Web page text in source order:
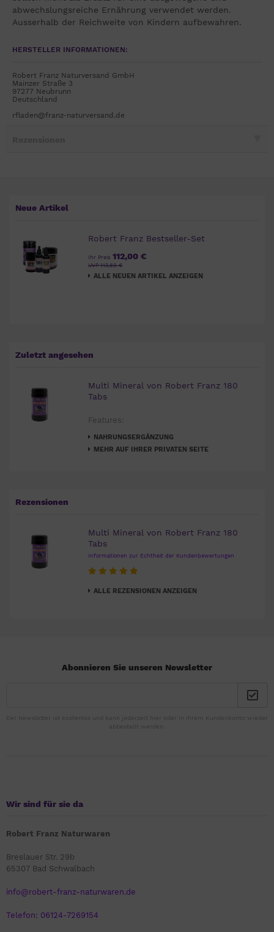
abwechslungsreiche Ernährung verwendet werden.
Ausserhalb der Reichweite von Kindern aufbewahren.
HERSTELLER INFORMATIONEN:
Robert Franz Naturversand GmbH
Mainzer Straße 3
97277 Neubrunn
Deutschland
rfladen@franz-naturversand.de
Neue Artikel
Robert Franz Bestseller-Set
Ihr Preis 112,00 €
UVP 113,60 €
ALLE NEUEN ARTIKEL ANZEIGEN
Zuletzt angesehen
Multi Mineral von Robert Franz 180
Tabs
Features:
NAHRUNGSERGÄNZUNG
MEHR AUF IHRER PRIVATEN SEITE
Rezensionen
Multi Mineral von Robert Franz 180
Tabs
Informationen zur Echtheit der Kundenbewertungen
ALLE REZENSIONEN ANZEIGEN
Abonnieren Sie unseren Newsletter
Der Newsletter ist kostenlos und kann jederzeit hier oder in Ihrem Kundenkonto wieder
abbestellt werden.
Wir sind für sie da
Robert Franz Naturwaren
Breslauer Str. 29b
65307 Bad Schwalbach
info@robert-franz-naturwaren.de
Telefon: 06124-7269154